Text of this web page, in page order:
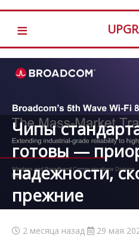
≡
Чипы
готовы —
надежности,
прежние
2 месяца назад 29 мая